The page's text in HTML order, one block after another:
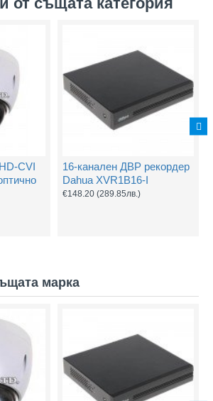
CVI
16-канален ДВР рекордер
Dahua XVR1B16-I
€148.20 (289.85лв.)
марка